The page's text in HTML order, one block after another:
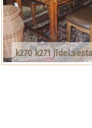
k270 k271